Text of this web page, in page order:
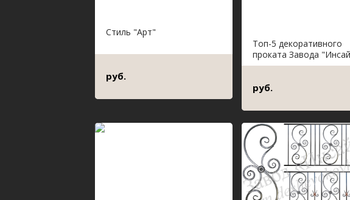
Стиль "Арт"
руб.
Топ-5 декоративного
проката Завода
руб.